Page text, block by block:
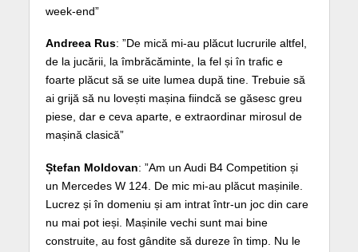
week-end”
Andreea Rus: ”De mică mi-au plăcut lucrurile altfel,
de la jucării, la îmbrăcăminte, la fel și în trafic e
foarte plăcut să se uite lumea după tine. Trebuie să
ai grijă să nu lovești mașina fiindcă se găsesc greu
piese, dar e ceva aparte, e extraordinar mirosul de
mașină clasică”
Ștefan Moldovan: ”Am un Audi B4 Competition și
un Mercedes W 124. De mic mi-au plăcut mașinile.
Lucrez și în domeniu și am intrat într-un joc din care
nu mai pot ieși. Mașinile vechi sunt mai bine
construite, au fost gândite să dureze în timp. Nu le